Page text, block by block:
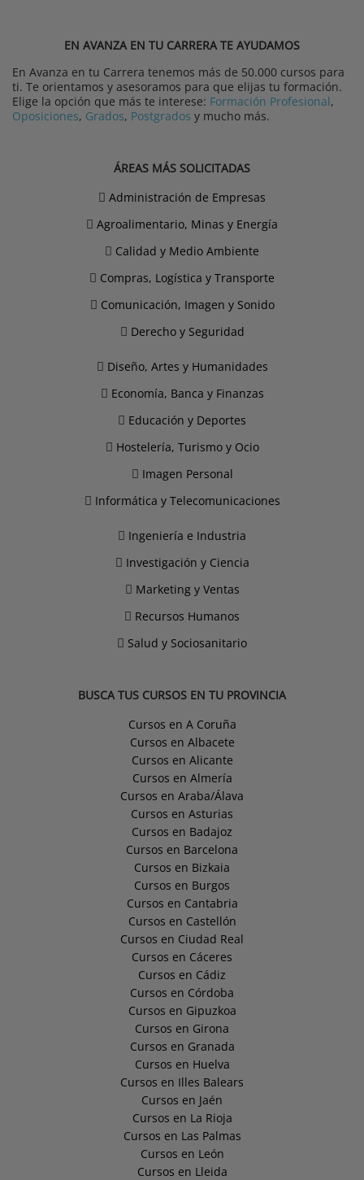
EN AVANZA EN TU CARRERA TE AYUDAMOS
En Avanza en tu Carrera tenemos más de 50.000 cursos para
ti. Te orientamos y asesoramos para que elijas tu formación.
Elige la opción que más te interese: Formación Profesional,
Oposiciones, Grados, Postgrados y mucho más.
ÁREAS MÁS SOLICITADAS
Administración de Empresas
Agroalimentario, Minas y Energía
Calidad y Medio Ambiente
Compras, Logística y Transporte
Comunicación, Imagen y Sonido
Derecho y Seguridad
Diseño, Artes y Humanidades
Economía, Banca y Finanzas
Educación y Deportes
Hostelería, Turismo y Ocio
Imagen Personal
Informática y Telecomunicaciones
Ingeniería e Industria
Investigación y Ciencia
Marketing y Ventas
Recursos Humanos
Salud y Sociosanitario
BUSCA TUS CURSOS EN TU PROVINCIA
Cursos en A Coruña
Cursos en Albacete
Cursos en Alicante
Cursos en Almería
Cursos en Araba/Álava
Cursos en Asturias
Cursos en Badajoz
Cursos en Barcelona
Cursos en Bizkaia
Cursos en Burgos
Cursos en Cantabria
Cursos en Castellón
Cursos en Ciudad Real
Cursos en Cáceres
Cursos en Cádiz
Cursos en Córdoba
Cursos en Gipuzkoa
Cursos en Girona
Cursos en Granada
Cursos en Huelva
Cursos en Illes Balears
Cursos en Jaén
Cursos en La Rioja
Cursos en Las Palmas
Cursos en León
Cursos en Lleida